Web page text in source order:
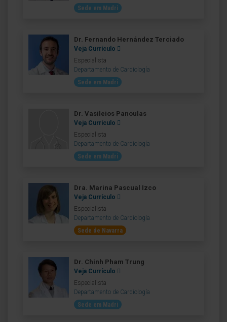
Sede em Madri
Dr. Fernando Hernández Terciado
Veja Currículo
Especialista
Departamento de Cardiología
Sede em Madri
Dr. Vasileios Panoulas
Veja Currículo
Especialista
Departamento de Cardiología
Sede em Madri
Dra. Marina Pascual Izco
Veja Currículo
Especialista
Departamento de Cardiología
Sede de Navarra
Dr. Chinh Pham Trung
Veja Currículo
Especialista
Departamento de Cardiología
Sede em Madri